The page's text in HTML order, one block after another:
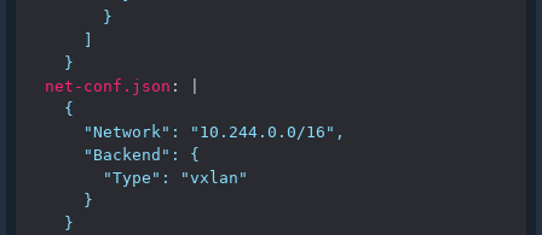
}
}
net-conf.json :
{
"Network": "10.244.0.0/16",
"Backend": {
"Type": "vxlan"
}
}